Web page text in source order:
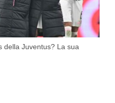
della Juventus? La sua